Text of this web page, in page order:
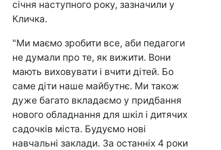
січня наступного року, зазначили у
Кличка.
"Ми маємо зробити все, аби педагоги
не думали про те, як вижити. Вони
мають виховувати і вчити дітей. Бо
саме діти наше майбутнє. Ми також
дуже багато вкладаємо у придбання
нового обладнання для шкіл і дитячих
садочків міста. Будуємо нові
навчальні заклади. За останніх 4 роки